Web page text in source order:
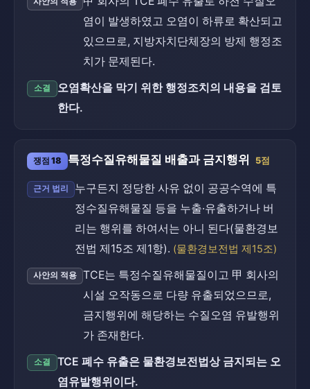
염이 발생하였고 오염이 하류로 확산되고
있으므로, 지방자치단체장의 방제 행정조
치가 문제된다.
소결
오염확산을 막기 위한 행정조치의 내용을 검토
한다.
쟁점 18 특정수질유해물질 배출과 금지행위 5점
근거 법리
누구든지 정당한 사유 없이 공공수역에 특
정수질유해물질 등을 누출·유출하거나 버
리는 행위를 하여서는 아니 된다(물환경보
전법 제15조 제1항). (물환경보전법 제15조)
사안의 적용
TCE는 특정수질유해물질이고 甲 회사의
시설 오작동으로 다량 유출되었으므로,
금지행위에 해당하는 수질오염 유발행위
가 존재한다.
소결
TCE 폐수 유출은 물환경보전법상 금지되는 오
염유발행위이다.